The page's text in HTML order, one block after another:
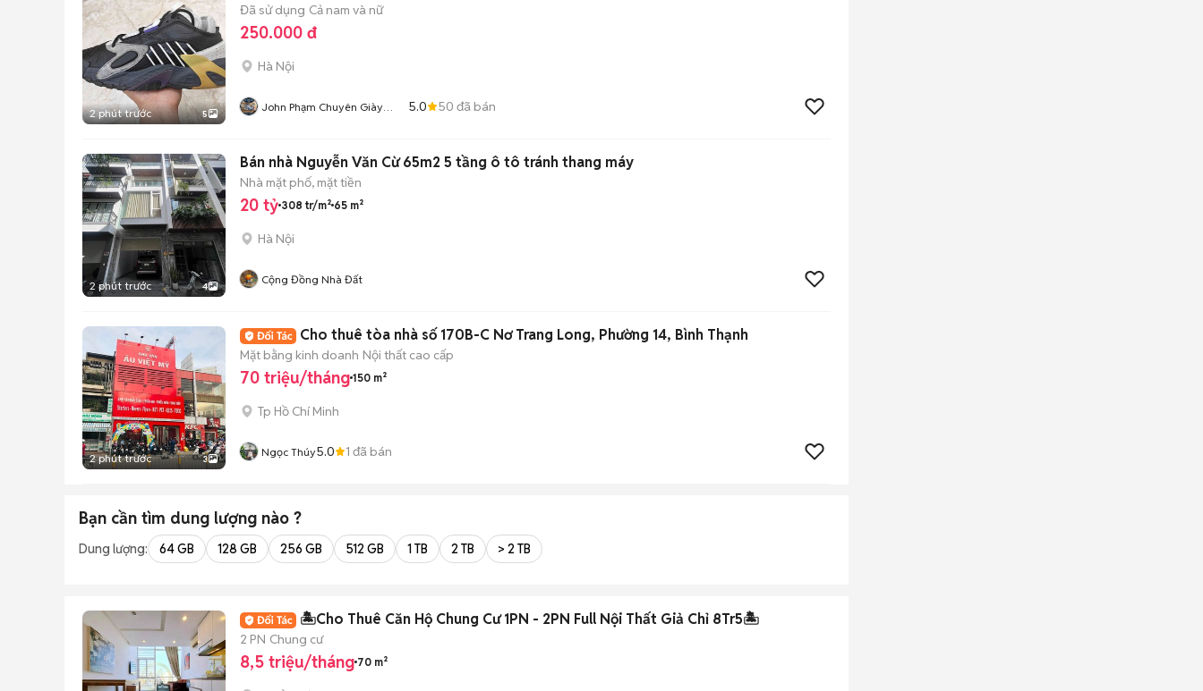
2 phút trước 5
Đã sử dụng Cả nam và nữ
250.000 đ
Hà Nội
John Phạm Chuyên Giày
5.0 50 đã bán
2 phút trước 4
Bán nhà Nguyễn Văn Cừ 65m2 5 tầng ô tô tránh thang máy
Nhà mặt phố, mặt tiền
20 tỷ 308 tr/m² 65 m²
Hà Nội
Cộng Đồng Nhà Đất
2 phút trước 3
Cho thuê tòa nhà số 170B-C Nơ Trang Long, Phường 14, Bình Thạnh
Mặt bằng kinh doanh Nội thất cao cấp
70 triệu/tháng 150 m²
Tp Hồ Chí Minh
Ngọc Thúy5.0 1 đã bán
Bạn cần tìm dung lượng nào ?
Dung lượng: 64 GB 128 GB 256 GB 512 GB 1 TB 2 TB > 2 TB
🏝️Cho Thuê Căn Hộ Chung Cư 1PN - 2PN Full Nội Thất Giả Chỉ 8Tr5🏝️
2 PN Chung cư
8,5 triệu/tháng 70 m²